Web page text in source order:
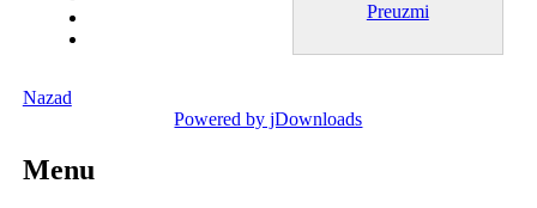
Preuzmi
Nazad
Powered by jDownloads
Menu